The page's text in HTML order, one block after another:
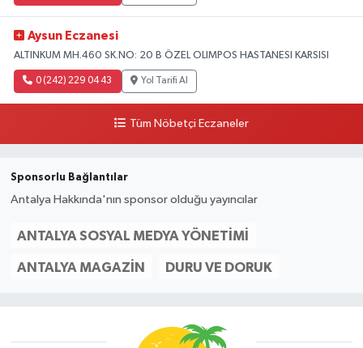
Aysun Eczanesi
ALTINKUM MH.460 SK.NO: 20 B ÖZEL OLIMPOS HASTANESI KARSISI
0 (242) 229 04 43 Yol Tarifi Al
Tüm Nöbetçi Eczaneler
Sponsorlu Bağlantılar
Antalya Hakkında'nın sponsor olduğu yayıncılar
ANTALYA SOSYAL MEDYA YÖNETIMI
ANTALYA MAGAZIN DURU VE DORUK